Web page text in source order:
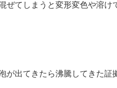
ぜてしまうと変形変色や溶け
出てきたら沸騰してきた証